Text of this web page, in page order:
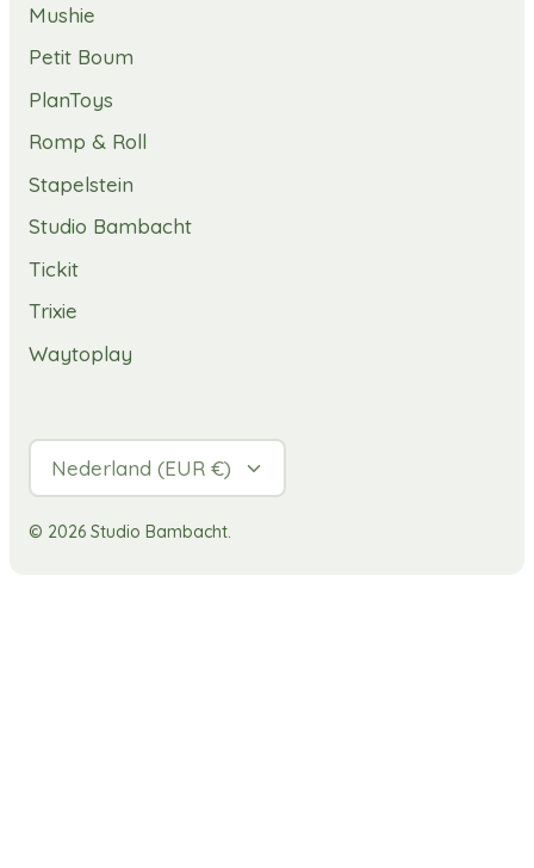
Mushie
Petit Boum
PlanToys
Romp & Roll
Stapelstein
Studio Bambacht
Tickit
Trixie
Waytoplay
Valuta
Nederland (EUR €)
© 2026 Studio Bambacht.